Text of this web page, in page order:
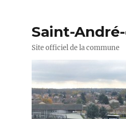
Saint-
Site officiel de la commune